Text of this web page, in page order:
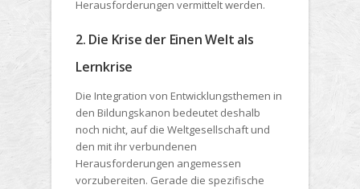
Herausforderungen vermittelt werden.
2. Die Krise der Einen Welt als
Lernkrise
Die Integration von Entwicklungsthemen in
den Bildungskanon bedeutet deshalb
noch nicht, auf die Weltgesellschaft und
den mit ihr verbundenen
Herausforderungen angemessen
vorzubereiten. Gerade die spezifische